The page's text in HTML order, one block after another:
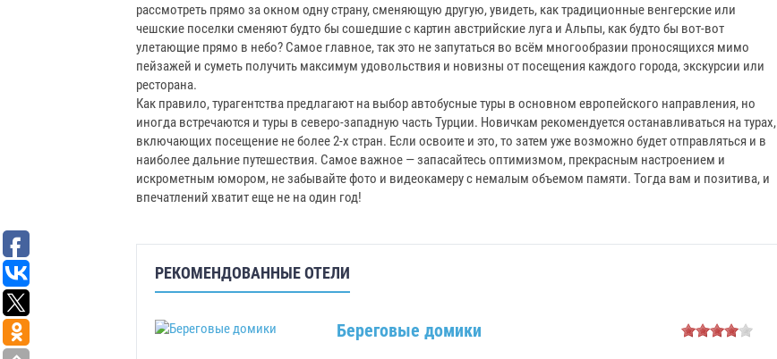
рассмотреть прямо за окном одну страну, сменяющую другую, увидеть, как традиционные венгерские или
чешские поселки сменяют будто бы сошедшие с картин австрийские луга и Альпы, как будто бы вот-вот
улетающие прямо в небо? Самое главное, так это не запутаться во всём многообразии проносящихся мимо
пейзажей и суметь получить максимум удовольствия и новизны от посещения каждого города, экскурсии или
ресторана.
Как правило, турагентства предлагают на выбор автобусные туры в основном европейского направления, но
иногда встречаются и туры в северо-западную часть Турции. Новичкам рекомендуется останавливаться на турах,
включающих посещение не более 2-х стран. Если освоите и это, то затем уже возможно будет отправляться и в
наиболее дальние путешествия. Самое важное — запасайтесь оптимизмом, прекрасным настроением и
искрометным юмором, не забывайте фото и видеокамеру с немалым объемом памяти. Тогда вам и позитива, и
впечатлений хватит еще не на один год!
РЕКОМЕНДОВАННЫЕ ОТЕЛИ
Береговые домики